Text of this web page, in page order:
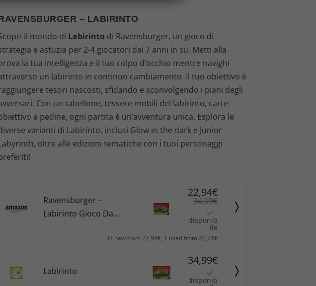
e
z
z
o
o
r
i
n
e
z
z
o
a
t
e
– LABIRINTO
il mondo di Labirinto di Ravensburger, un gioco di
e astuzia per 2-4 giocatori dai 7 anni in su. Metti alla
la tua intelligenza e il tuo colpo d’occhio mentre navighi
un labirinto in continuo cambiamento. Il tuo obiettivo è
tesori nascosti, sfidando e sconvolgendo i piani degli
Con un tabellone, tessere mobili del labirinto, carte
e pedine, ogni partita è un’avventura unica. Esplora le
varianti di Labirinto, inclusi Glow in the dark e Junior
oltre alle edizioni tematiche con i tuoi personaggi
Ravensburger –
Labirinto Gioco Da
Giocatori, 7+ Anni
22,94€
34,99€
disponib
ile
33 new from 22,94€, 1 used from 22,71€
Labirinto
34,99€
disponib